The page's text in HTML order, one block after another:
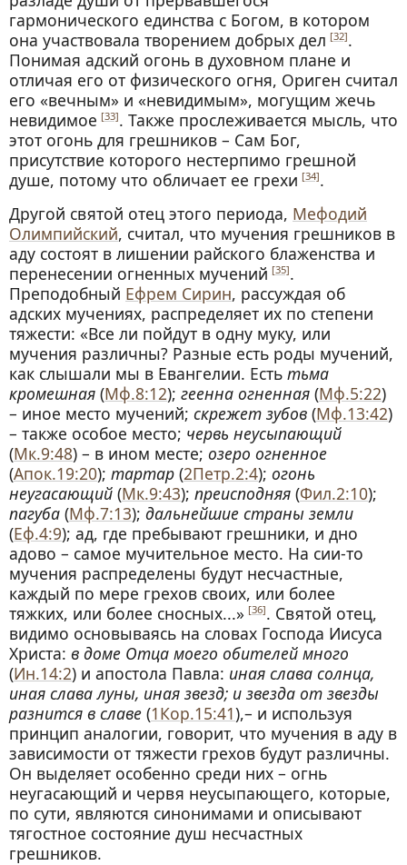
гармонического единства с Богом, в котором
она участвовала творением добрых дел [32].
Понимая адский огонь в духовном плане и
отличая его от физического огня, Ориген считал
его «вечным» и «невидимым», могущим жечь
невидимое [33]. Также прослеживается мысль, что
этот огонь для грешников – Сам Бог,
присутствие которого нестерпимо грешной
душе, потому что обличает ее грехи [34].
Другой святой отец этого периода, Мефодий
Олимпийский, считал, что мучения грешников в
аду состоят в лишении райского блаженства и
перенесении огненных мучений [35].
Преподобный Ефрем Сирин, рассуждая об
адских мучениях, распределяет их по степени
тяжести: «Все ли пойдут в одну муку, или
мучения различны? Разные есть роды мучений,
как слышали мы в Евангелии. Есть тьма
кромешная (Мф.8:12); геенна огненная (Мф.5:22)
– иное место мучений; скрежет зубов (Мф.13:42)
– также особое место; червь неусыпающий
(Мк.9:48) – в ином месте; озеро огненное
(Апок.19:20); тартар (2Петр.2:4); огонь
неугасающий (Мк.9:43); преисподняя (Фил.2:10);
пагуба (Мф.7:13); дальнейшие страны земли
(Еф.4:9); ад, где пребывают грешники, и дно
адово – самое мучительное место. На сии-то
мучения распределены будут несчастные,
каждый по мере грехов своих, или более
тяжких, или более сносных...» [36]. Святой отец,
видимо основываясь на словах Господа Иисуса
Христа: в доме Отца моего обителей много
(Ин.14:2) и апостола Павла: иная слава солнца,
иная слава луны, иная звезд; и звезда от звезды
разнится в славе (1Кор.15:41),– и используя
принцип аналогии, говорит, что мучения в аду в
зависимости от тяжести грехов будут различны.
Он выделяет особенно среди них – огнь
неугасающий и червя неусыпающего, которые,
по сути, являются синонимами и описывают
тягостное состояние душ несчастных
грешников.